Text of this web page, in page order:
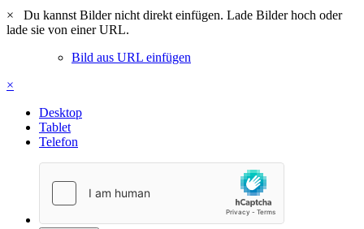
×
Du kannst Bilder nicht direkt einfügen. Lade Bilder hoch oder
lade sie von einer URL.
Bild aus URL einfügen
×
Desktop
Tablet
Telefon